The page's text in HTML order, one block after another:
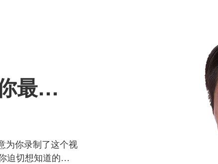
刘润快问快答--15个你最想知道的商业问题
为你录制了这个视
迫切想知道的商